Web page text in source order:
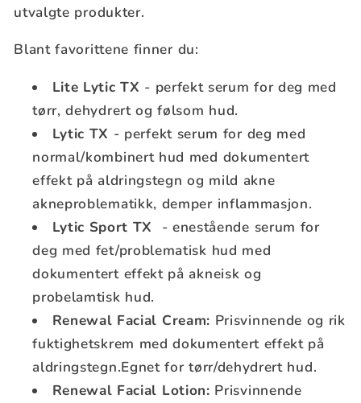
utvalgte produkter.
Blant favorittene finner du:
Lite Lytic TX - perfekt serum for deg med
tørr, dehydrert og følsom hud.
Lytic TX - perfekt serum for deg med
normal/kombinert hud med dokumentert
effekt på aldringstegn og mild akne
akneproblematikk, demper inflammasjon.
Lytic Sport TX - enestående serum for
deg med fet/problematisk hud med
dokumentert effekt på akneisk og
probelamtisk hud.
Renewal Facial Cream: Prisvinnende og rik
fuktighetskrem med dokumentert effekt på
aldringstegn.Egnet for tørr/dehydrert hud.
Renewal Facial Lotion: Prisvinnende